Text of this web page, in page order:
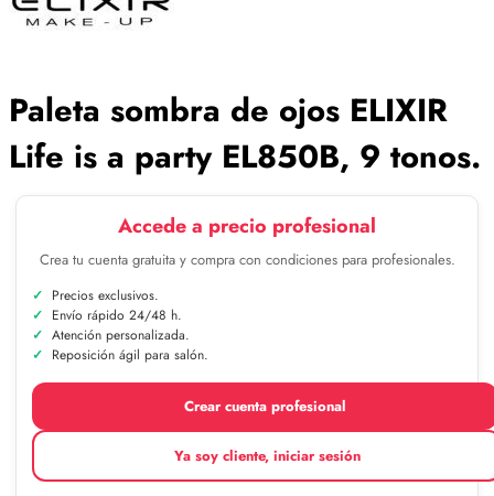
Paleta sombra de ojos ELIXIR
Life is a party EL850B, 9 tonos.
Accede a precio profesional
Crea tu cuenta gratuita y compra con condiciones para profesionales.
Precios exclusivos.
Envío rápido 24/48 h.
Atención personalizada.
Reposición ágil para salón.
Crear cuenta profesional
Ya soy cliente, iniciar sesión